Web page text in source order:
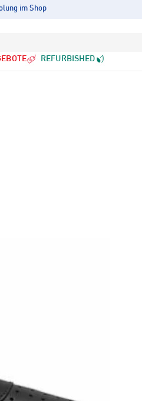
im Shop
REFURBISHED